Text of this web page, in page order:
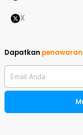
X
Dapatkan
Email Anda